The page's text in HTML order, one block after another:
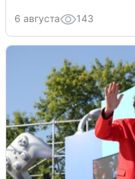
6 августа 143